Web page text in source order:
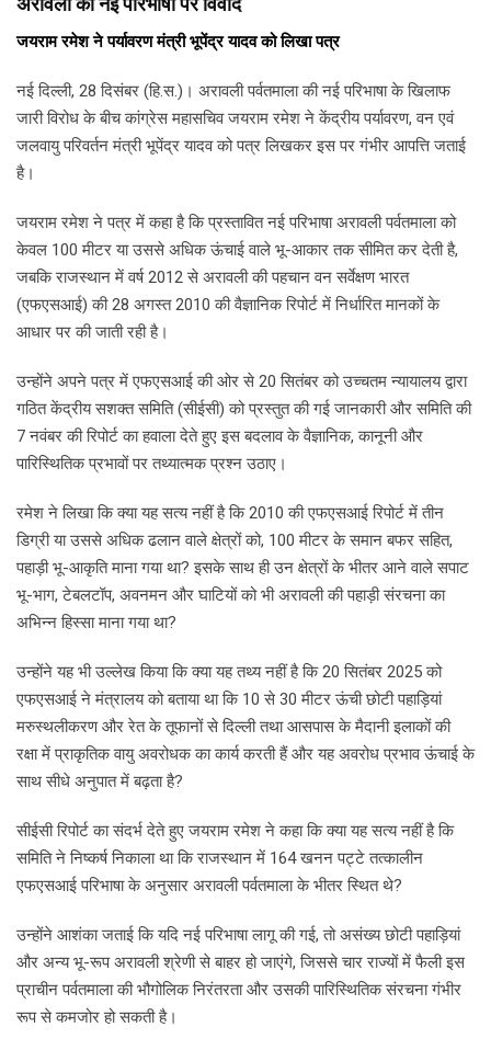
जयराम रमेश ने पर्यावरण मंत्री भूपेंद्र यादव को लिखा पत्र
नई दिल्ली, 28 दिसंबर (हि.स.)। अरावली पर्वतमाला की नई परिभाषा के खिलाफ
जारी विरोध के बीच कांग्रेस महासचिव जयराम रमेश ने केंद्रीय पर्यावरण, वन एवं
जलवायु परिवर्तन मंत्री भूपेंद्र यादव को पत्र लिखकर इस पर गंभीर आपत्ति जताई
है।
जयराम रमेश ने पत्र में कहा है कि प्रस्तावित नई परिभाषा अरावली पर्वतमाला को
केवल 100 मीटर या उससे अधिक ऊंचाई वाले भू-आकार तक सीमित कर देती है,
जबकि राजस्थान में वर्ष 2012 से अरावली की पहचान वन सर्वेक्षण भारत
(एफएसआई) की 28 अगस्त 2010 की वैज्ञानिक रिपोर्ट में निर्धारित मानकों के
आधार पर की जाती रही है।
उन्होंने अपने पत्र में एफएसआई की ओर से 20 सितंबर को उच्चतम न्यायालय द्वारा
गठित केंद्रीय सशक्त समिति (सीईसी) को प्रस्तुत की गई जानकारी और समिति की
7 नवंबर की रिपोर्ट का हवाला देते हुए इस बदलाव के वैज्ञानिक, कानूनी और
पारिस्थितिक प्रभावों पर तथ्यात्मक प्रश्न उठाए।
रमेश ने लिखा कि क्या यह सत्य नहीं है कि 2010 की एफएसआई रिपोर्ट में तीन
डिग्री या उससे अधिक ढलान वाले क्षेत्रों को, 100 मीटर के समान बफर सहित,
पहाड़ी भू-आकृति माना गया था? इसके साथ ही उन क्षेत्रों के भीतर आने वाले सपाट
भू-भाग, टेबलटॉप, अवनमन और घाटियों को भी अरावली की पहाड़ी संरचना का
अभिन्न हिस्सा माना गया था?
उन्होंने यह भी उल्लेख किया कि क्या यह तथ्य नहीं है कि 20 सितंबर 2025 को
एफएसआई ने मंत्रालय को बताया था कि 10 से 30 मीटर ऊंची छोटी पहाड़ियां
मरुस्थलीकरण और रेत के तूफानों से दिल्ली तथा आसपास के मैदानी इलाकों की
रक्षा में प्राकृतिक वायु अवरोधक का कार्य करती हैं और यह अवरोध प्रभाव ऊंचाई के
साथ सीधे अनुपात में बढ़ता है?
सीईसी रिपोर्ट का संदर्भ देते हुए जयराम रमेश ने कहा कि क्या यह सत्य नहीं है कि
समिति ने निष्कर्ष निकाला था कि राजस्थान में 164 खनन पट्टे तत्कालीन
एफएसआई परिभाषा के अनुसार अरावली पर्वतमाला के भीतर स्थित थे?
उन्होंने आशंका जताई कि यदि नई परिभाषा लागू की गई, तो असंख्य छोटी पहाड़ियां
और अन्य भू-रूप अरावली श्रेणी से बाहर हो जाएंगे, जिससे चार राज्यों में फैली इस
प्राचीन पर्वतमाला की भौगोलिक निरंतरता और उसकी पारिस्थितिक संरचना गंभीर
रूप से कमजोर हो सकती है।